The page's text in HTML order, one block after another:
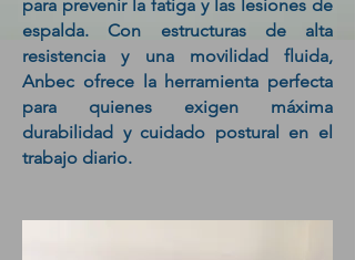
para prevenir la fatiga y las lesiones de
espalda. Con estructuras de alta
resistencia y una movilidad fluida,
Anbec ofrece la herramienta perfecta
para quienes exigen máxima
durabilidad y cuidado postural en el
trabajo diario.